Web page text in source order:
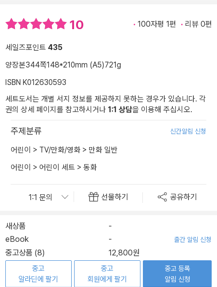
10 100자평 1편 리뷰 0편
세일즈포인트 435
양장본344쪽148*210mm (A5)721g
ISBN K012630593
세트도서는 개별 서지 정보를 제공하지 못하는 경우가 있습니다. 각
권의 상세 페이지를 참고하시거나 1:1 상담을 이용해 주십시오.
주제분류 신간알림 신청
어린이 > TV/만화/영화 > 만화 일반
어린이 > 어린이 세트 > 동화
선물하기 공유하기
새상품
-
eBook
- 출간 알림 신청
중고상품 (8) 12,800원
중고
알라딘에 팔기
중고
회원에게 팔기
중고 등록
알림 신청